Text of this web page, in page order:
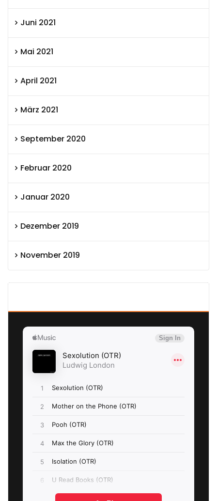
Juni 2021
Mai 2021
April 2021
März 2021
September 2020
Februar 2020
Januar 2020
Dezember 2019
November 2019